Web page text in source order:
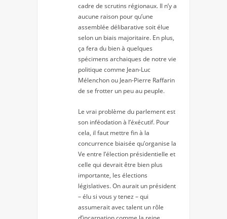
cadre de scrutins régionaux. Il n’y a
aucune raison pour qu’une
assemblée délibarative soit élue
selon un biais majoritaire. En plus,
ça fera du bien à quelques
spécimens archaiques de notre vie
politique comme Jean-Luc
Mélenchon ou Jean-Pierre Raffarin
de se frotter un peu au peuple.
Le vrai problème du parlement est
son inféodation à l’éxécutif. Pour
cela, il faut mettre fin à la
concurrence biaisée qu’organise la
Ve entre l’élection présidentielle et
celle qui devrait être bien plus
importante, les élections
législatives. On aurait un président
– élu si vous y tenez – qui
assumerait avec talent un rôle